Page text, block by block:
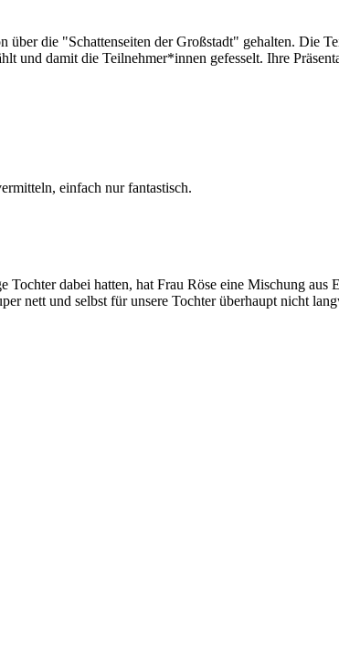
über die "Schattenseiten der Großstadt" gehalten. Die
und damit die Teilnehmer*innen gefesselt. Ihre
einfach nur fantastisch.
dabei hatten, hat Frau Röse eine Mischung
nett und selbst für unsere Tochter überhaupt nicht